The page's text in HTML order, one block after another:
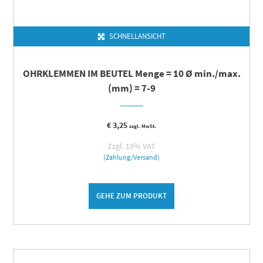
SCHNELLANSICHT
OHRKLEMMEN IM BEUTEL Menge = 10 Ø min./max.
(mm) = 7-9
€3,25 zzgl. MwSt.
Zzgl. 19% VAT
(Zahlung/Versand)
GEHE ZUM PRODUKT